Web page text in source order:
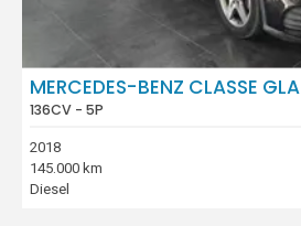
MERCEDES-BENZ CLASSE GLA
136CV - 5P
2018
145.000 km
Diesel